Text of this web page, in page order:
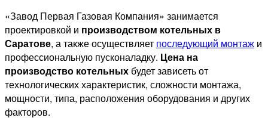
«Завод Первая Газовая Компания» занимается
проектировкой и производством котельных в
Саратове, а также осуществляет последующий монтаж и
профессиональную пусконаладку. Цена на
производство котельных будет зависеть от
технологических характеристик, сложности монтажа,
мощности, типа, расположения оборудования и других
факторов.